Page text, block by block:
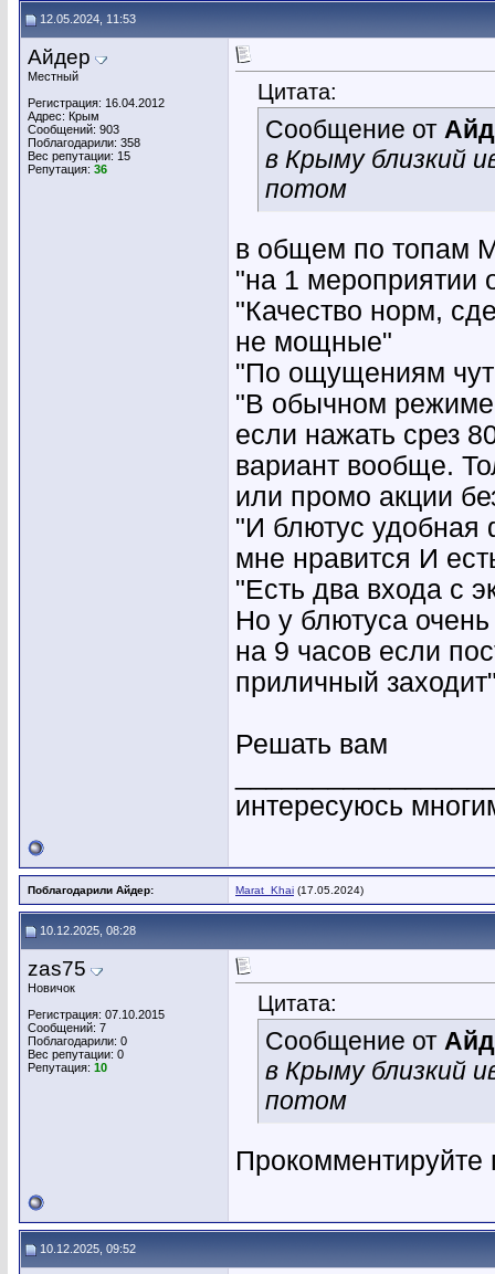
12.05.2024, 11:53
Айдер
Местный
Регистрация: 16.04.2012
Адрес: Крым
Сообщений: 903
Поблагодарили: 358
Вес репутации: 15
Репутация: 36
Цитата:
Сообщение от
в Крыму близкий
потом
в общем по топам
"на 1 мероприятии
"Качество норм,
не мощные"
"По ощущениям
"В обычном режиме
если нажать срез
вариант вообще.
или промо акции
"И блютус удобная
мне нравится И
"Есть два входа с
Но у блютуса
на 9 часов если
приличный
Решать вам
интересуюсь
Поблагодарили Айдер: Marat_Khai (17.05.2024)
10.12.2025, 08:28
zas75
Новичок
Регистрация: 07.10.2015
Сообщений: 7
Поблагодарили: 0
Вес репутации: 0
Репутация: 10
Цитата:
Сообщение от
в Крыму близкий
потом
Прокомментируйте
10.12.2025, 09:52